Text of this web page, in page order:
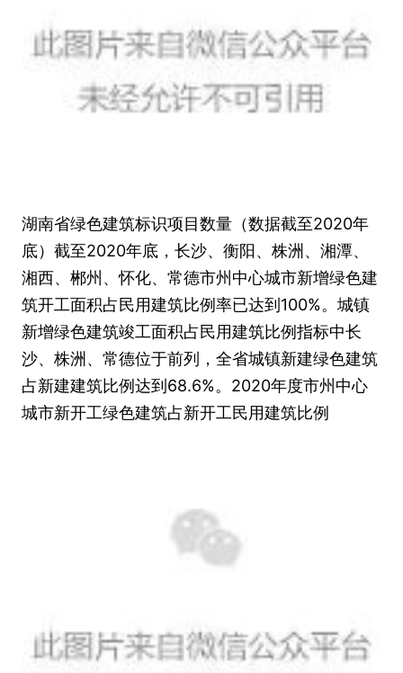
湖南省绿色建筑标识项目数量（数据截至2020年
底）截至2020年底，长沙、衡阳、株洲、湘潭、
湘西、郴州、怀化、常德市州中心城市新增绿色建
筑开工面积占民用建筑比例率已达到100%。城镇
新增绿色建筑竣工面积占民用建筑比例指标中长
沙、株洲、常德位于前列，全省城镇新建绿色建筑
占新建建筑比例达到68.6%。2020年度市州中心
城市新开工绿色建筑占新开工民用建筑比例